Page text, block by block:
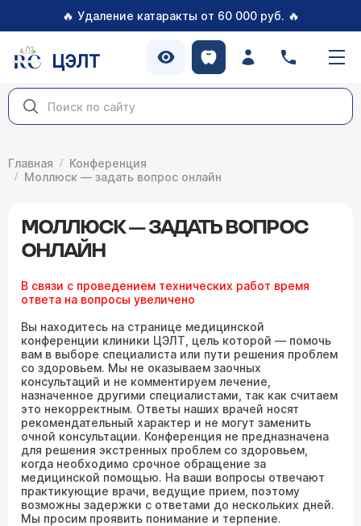
🔥 Удаление катаракты от 60 000 руб. 🔥
ЦЭЛТ
Главная
Конференция
Моллюск — задать вопрос онлайн
МОЛЛЮСК — ЗАДАТЬ ВОПРОС
ОНЛАЙН
В связи с проведением технических работ время
ответа на вопросы увеличено
Вы находитесь на странице медицинской
конференции клиники ЦЭЛТ, цель которой — помочь
вам в выборе специалиста или пути решения проблем
со здоровьем. Мы не оказываем заочных
консультаций и не комментируем лечение,
назначенное другими специалистами, так как считаем
это некорректным. Ответы наших врачей носят
рекомендательный характер и не могут заменить
очной консультации. Конференция не предназначена
для решения экстренных проблем со здоровьем,
когда необходимо срочное обращение за
медицинской помощью. На ваши вопросы отвечают
практикующие врачи, ведущие прием, поэтому
возможны задержки с ответами до нескольких дней.
Мы просим проявить понимание и терпение.